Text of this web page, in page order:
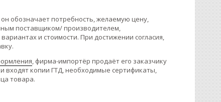
обозначает потребность, желаемую цену,
поставщиком/ производителем,
и стоимости. При достижении согласия,
, фирма-импортёр продаёт его заказчику
входят копии ГТД, необходимые сертификаты,
товара.